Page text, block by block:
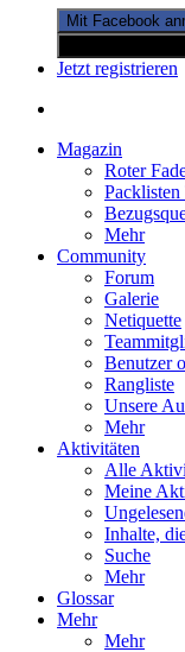
Mit Facebook
Jetzt registrieren
Magazin
Roter
Packlisten
Mehr
Community
Forum
Galerie
Netiquette
Benutzer
Rangliste
Unsere
Mehr
Aktivitäten
Alle
Meine
Inhalte,
Suche
Mehr
Glossar
Mehr
Mehr